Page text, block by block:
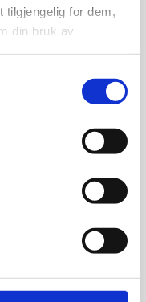
tilgjengelig for dem,
din bruk av